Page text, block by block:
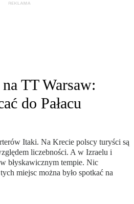
TT Warsaw:
do Pałacu
Itaki. Na Krecie polscy turyści są
liczebności. A w Izraelu i
błyskawicznym tempie. Nic
miejsc można było spotkać na